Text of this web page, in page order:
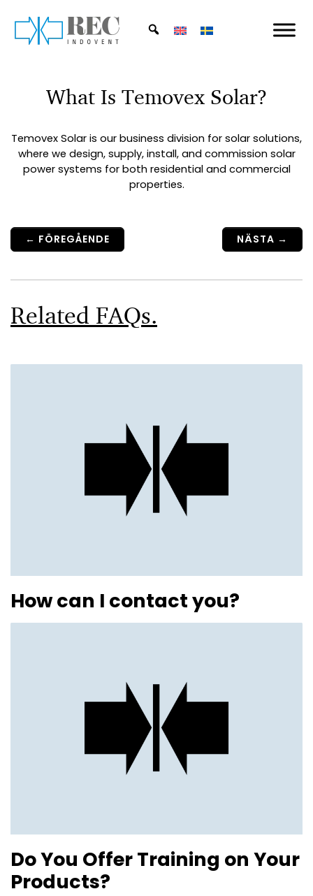
Skip to main content
What Is Temovex Solar?
Temovex Solar is our business division for solar solutions,
where we design, supply, install, and commission solar
power systems for both residential and commercial
properties.
← FÖREGÅENDE NÄSTA →
Related FAQs.
How can I contact you?
Do You Offer Training on Your
Products?